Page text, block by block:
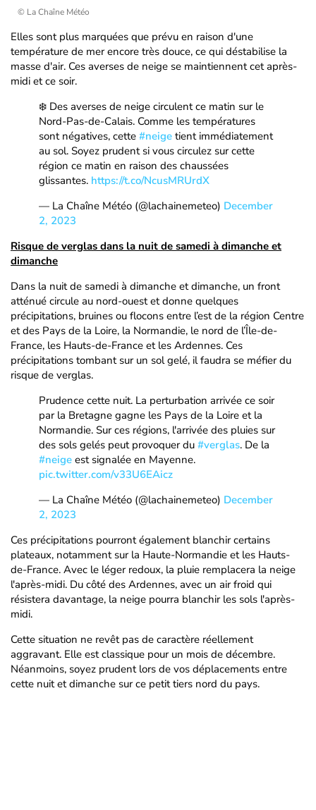
© La Chaîne Météo
Elles sont plus marquées que prévu en raison d'une
température de mer encore très douce, ce qui déstabilise la
masse d'air. Ces averses de neige se maintiennent cet après-
midi et ce soir.
❄️ Des averses de neige circulent ce matin sur le
Nord-Pas-de-Calais. Comme les températures
sont négatives, cette #neige tient immédiatement
au sol. Soyez prudent si vous circulez sur cette
région ce matin en raison des chaussées
glissantes. https://t.co/NcusMRUrdX
— La Chaîne Météo (@lachainemeteo) December
2, 2023
Risque de verglas dans la nuit de samedi à dimanche et
dimanche
Dans la nuit de samedi à dimanche et dimanche, un front
atténué circule au nord-ouest et donne quelques
précipitations, bruines ou flocons entre l’est de la région Centre
et des Pays de la Loire, la Normandie, le nord de l’Île-de-
France, les Hauts-de-France et les Ardennes. Ces
précipitations tombant sur un sol gelé, il faudra se méfier du
risque de verglas.
Prudence cette nuit. La perturbation arrivée ce soir
par la Bretagne gagne les Pays de la Loire et la
Normandie. Sur ces régions, l'arrivée des pluies sur
des sols gelés peut provoquer du #verglas. De la
#neige est signalée en Mayenne.
pic.twitter.com/v33U6EAicz
— La Chaîne Météo (@lachainemeteo) December
2, 2023
Ces précipitations pourront également blanchir certains
plateaux, notamment sur la Haute-Normandie et les Hauts-
de-France. Avec le léger redoux, la pluie remplacera la neige
l'après-midi. Du côté des Ardennes, avec un air froid qui
résistera davantage, la neige pourra blanchir les sols l'après-
midi.
Cette situation ne revêt pas de caractère réellement
aggravant. Elle est classique pour un mois de décembre.
Néanmoins, soyez prudent lors de vos déplacements entre
cette nuit et dimanche sur ce petit tiers nord du pays.